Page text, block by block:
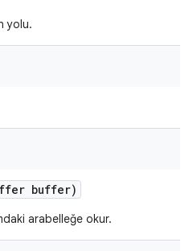
yolu.
buffer)
arabelleğe okur.